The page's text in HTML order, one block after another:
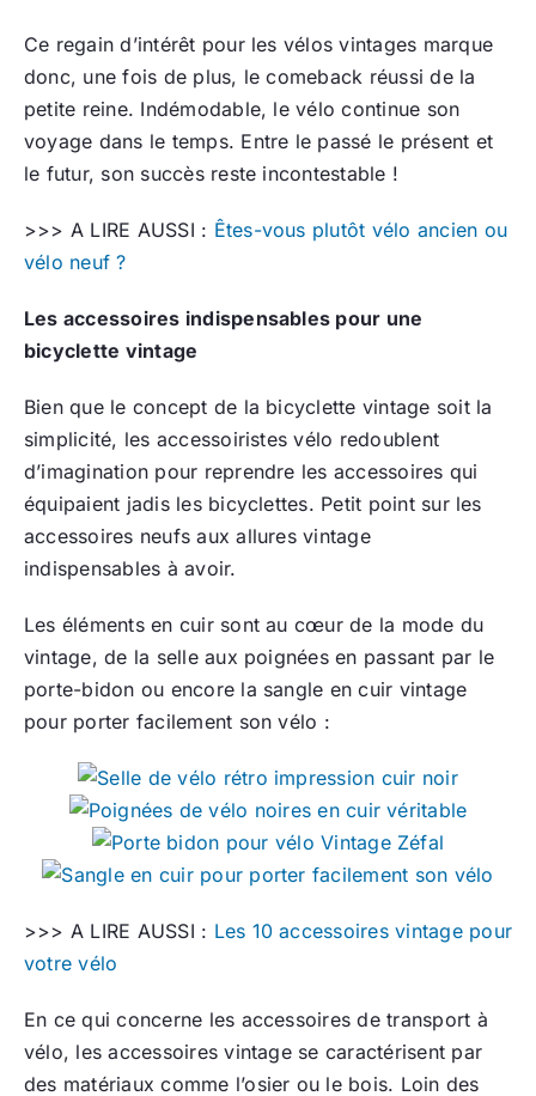
Ce regain d’intérêt pour les vélos vintages marque
donc, une fois de plus, le comeback réussi de la
petite reine. Indémodable, le vélo continue son
voyage dans le temps. Entre le passé le présent et
le futur, son succès reste incontestable !
>>> A LIRE AUSSI : Êtes-vous plutôt vélo ancien ou
vélo neuf ?
Les accessoires indispensables pour une
bicyclette vintage
Bien que le concept de la bicyclette vintage soit la
simplicité, les accessoiristes vélo redoublent
d’imagination pour reprendre les accessoires qui
équipaient jadis les bicyclettes. Petit point sur les
accessoires neufs aux allures vintage
indispensables à avoir.
Les éléments en cuir sont au cœur de la mode du
vintage, de la selle aux poignées en passant par le
porte-bidon ou encore la sangle en cuir vintage
pour porter facilement son vélo :
>>> A LIRE AUSSI : Les 10 accessoires vintage pour
votre vélo
En ce qui concerne les accessoires de transport à
vélo, les accessoires vintage se caractérisent par
des matériaux comme l’osier ou le bois. Loin des